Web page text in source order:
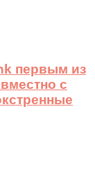
первым из
с